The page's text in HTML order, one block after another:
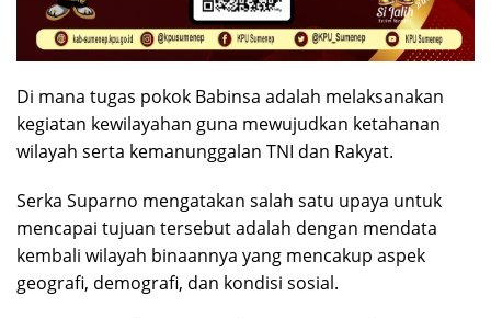
Di mana tugas pokok Babinsa adalah melaksanakan
kegiatan kewilayahan guna mewujudkan ketahanan
wilayah serta kemanunggalan TNI dan Rakyat.
Serka Suparno mengatakan salah satu upaya untuk
mencapai tujuan tersebut adalah dengan mendata
kembali wilayah binaannya yang mencakup aspek
geografi, demografi, dan kondisi sosial.